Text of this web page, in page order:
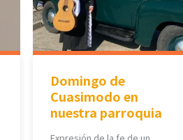
Domingo de
Cuasimodo en
nuestra parroquia
Expresión de la fe de un